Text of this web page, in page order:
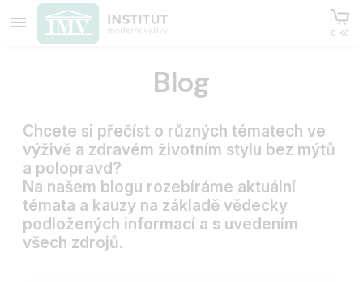
0 Kč
Blog
Chcete si přečíst o různých tématech ve
výživě a zdravém životním stylu bez mýtů
a polopravd?
Na našem blogu rozebíráme aktuální
témata a kauzy na základě vědecky
podložených informací a s uvedením
všech zdrojů.